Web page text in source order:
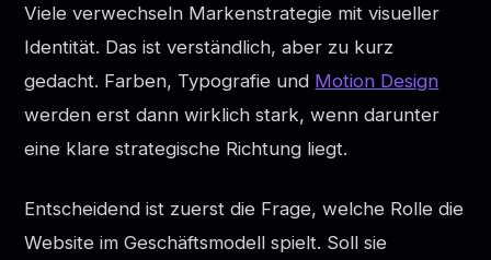
Viele verwechseln Markenstrategie mit visueller
Identität. Das ist verständlich, aber zu kurz
gedacht. Farben, Typografie und Motion Design
werden erst dann wirklich stark, wenn darunter
eine klare strategische Richtung liegt.
Entscheidend ist zuerst die Frage, welche Rolle die
Website im Geschäftsmodell spielt. Soll sie